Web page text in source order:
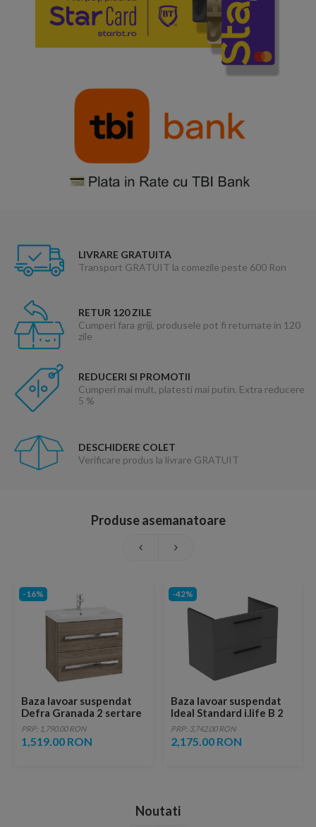
LIVRARE GRATUITA
Transport GRATUIT la comezile peste 600 Ron
RETUR 120 ZILE
Cumperi fara griji, produsele pot fi returnate in 120
zile
REDUCERI SI PROMOTII
Cumperi mai mult, platesti mai putin. Extra reducere
5 %
DESCHIDERE COLET
Verificare produs la livrare GRATUIT
Produse asemanatoare
-16%
Baza lavoar suspendat
Defra Granada 2 sertare
59.9x39.8 cm nuc
rockford natur
PRP: 1,790.00 RON
1,519.00 RON
-42%
Baza lavoar suspendat
Ideal Standard i.life B 2
sertare 80x50.5 cm gri
cuart mat
PRP: 3,742.00 RON
2,175.00 RON
Noutati